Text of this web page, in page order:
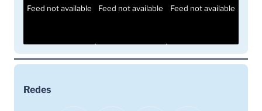
Feed not available Feed not available Feed not available
Redes